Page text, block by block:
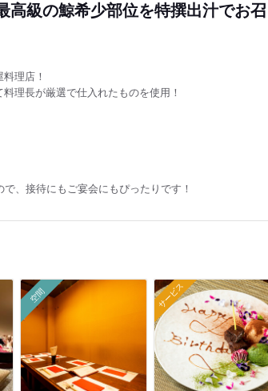
高級の鯨希少部位を特撰出汁でお召
理店！
理長が厳選で仕入れたものを使用！
、接待にもご宴会にもぴったりです！
空間 サービス